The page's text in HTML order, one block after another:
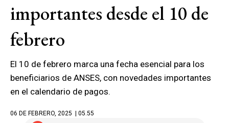
importantes desde el 10 de
febrero
El 10 de febrero marca una fecha esencial para los
beneficiarios de ANSES, con novedades importantes
en el calendario de pagos.
06 DE FEBRERO, 2025 | 05.55